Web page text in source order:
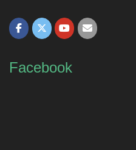
Facebook